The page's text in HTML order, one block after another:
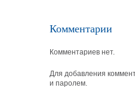
Комментарии
Комментариев нет.
Для добавления
и паролем.